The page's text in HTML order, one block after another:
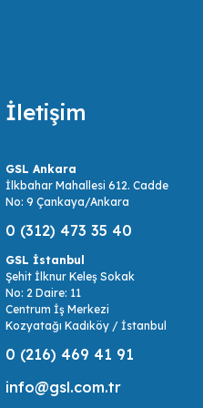
İletişim
GSL Ankara
İlkbahar Mahallesi 612. Cadde
No: 9 Çankaya/Ankara
0 (312) 473 35 40
GSL İstanbul
Şehit İlknur Keleş Sokak
No: 2 Daire: 11
Centrum İş Merkezi
Kozyatağı Kadıköy / İstanbul
0 (216) 469 41 91
info@gsl.com.tr